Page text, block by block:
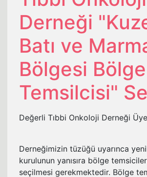
Derneği
Batı ve
Bölgesi Bölge
Temsilcisi"
Değerli Tıbbi Onkoloji Derneği
Derneğimizin tüzüğü uyarınca
kurulunun yanısıra bölge
seçilmesi gerekmektedir. Bölge